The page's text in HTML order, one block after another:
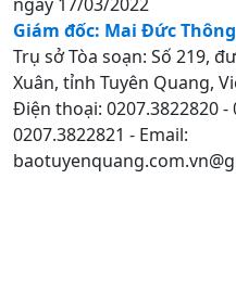
Giám đốc: Mai Đức Thông
Trụ sở Tòa soạn: Số 219,
Xuân, tỉnh Tuyên Quang,
Điện thoại: 0207.3822820 -
0207.3822821 - Email: